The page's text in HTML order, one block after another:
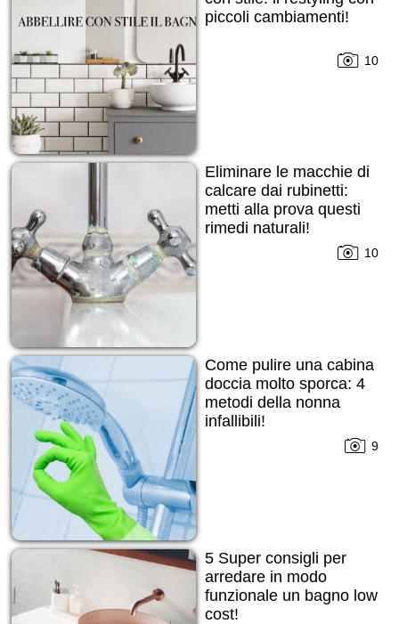
piccoli cambiamenti!
10
Eliminare le macchie di
calcare dai rubinetti:
metti alla prova questi
rimedi naturali!
10
Come pulire una cabina
doccia molto sporca: 4
metodi della nonna
infallibili!
9
5 Super consigli per
arredare in modo
funzionale un bagno low
cost!